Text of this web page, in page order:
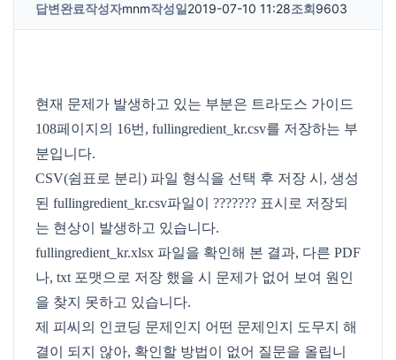
답변완료작성자mnm작성일2019-07-10 11:28조회9603
현재 문제가 발생하고 있는 부분은 트라도스 가이드
108페이지의 16번, fullingredient_kr.csv를 저장하는 부
분입니다.
CSV(쉼표로 분리) 파일 형식을 선택 후 저장 시, 생성
된 fullingredient_kr.csv파일이 ??????? 표시로 저장되
는 현상이 발생하고 있습니다.
fullingredient_kr.xlsx 파일을 확인해 본 결과, 다른 PDF
나, txt 포맷으로 저장 했을 시 문제가 없어 보여 원인
을 찾지 못하고 있습니다.
제 피씨의 인코딩 문제인지 어떤 문제인지 도무지 해
결이 되지 않아, 확인할 방법이 없어 질문을 올립니